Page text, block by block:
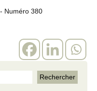
- Numéro 380